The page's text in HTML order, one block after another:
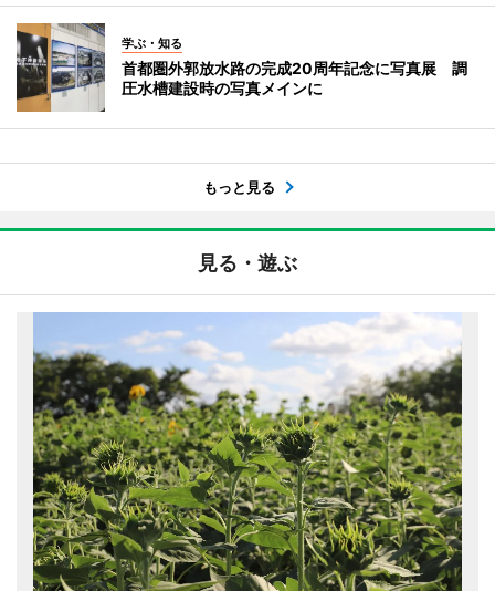
学ぶ・知る
首都圏外郭放水路の完成20周年記念に写真展 調
圧水槽建設時の写真メインに
もっと見る
見る・遊ぶ